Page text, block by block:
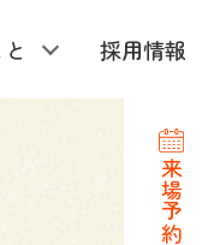
採用情報
来場予約